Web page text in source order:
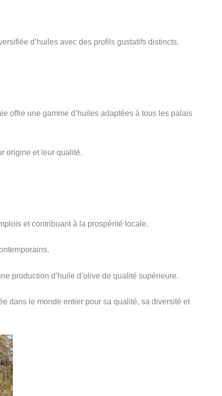
d’huiles avec des profils gustatifs distincts.
offre une gamme d’huiles adaptées à tous les palais
origine et leur qualité.
et contribuant à la prospérité locale.
production d’huile d’olive de qualité supérieure.
dans le monde entier pour sa qualité, sa diversité et